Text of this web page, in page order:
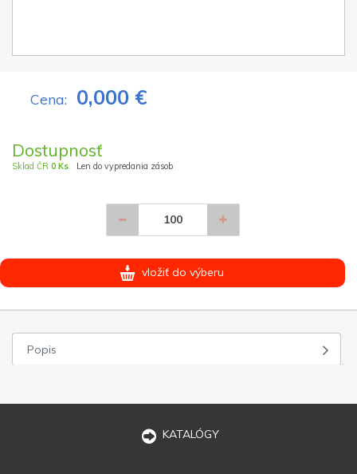
Cena: 0,000 €
Dostupnosť
Sklad ČR 0 Ks Len do vypredania zásob
vložiť do výberu
Popis
KATALÓGY